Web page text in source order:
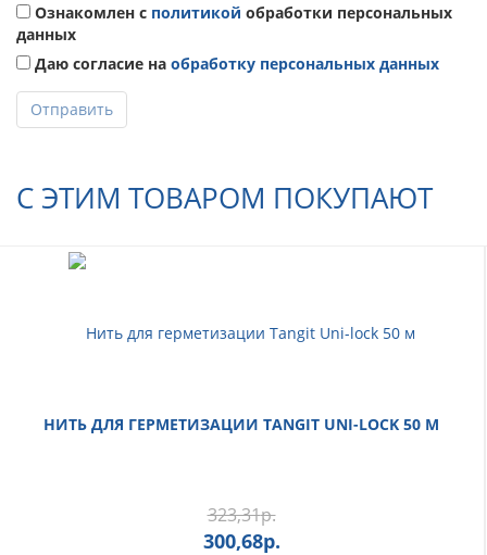
Ознакомлен с политикой обработки персональных
данных
Даю согласие на обработку персональных данных
Отправить
С ЭТИМ ТОВАРОМ ПОКУПАЮТ
НИТЬ ДЛЯ ГЕРМЕТИЗАЦИИ TANGIT UNI-LOCK 50 М
323,31р.
300,68р.